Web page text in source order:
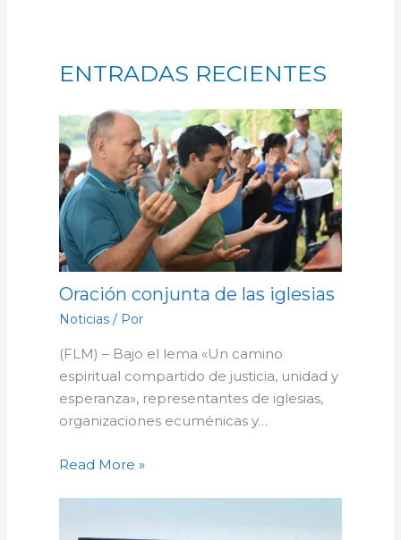
ENTRADAS RECIENTES
Oración conjunta de las iglesias
Noticias/ Por
(FLM) – Bajo el lema «Un camino
espiritual compartido de justicia, unidad y
esperanza», representantes de iglesias,
organizaciones ecuménicas y…
Read More »